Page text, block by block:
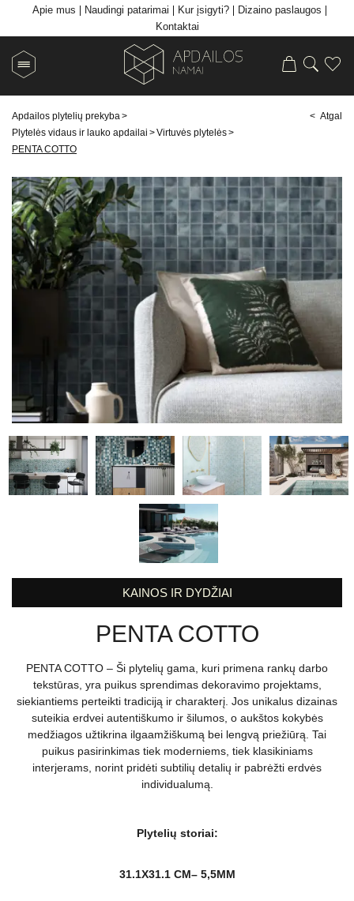
Apie mus Naudingi patarimai Kur įsigyti?
Dizaino paslaugos
Kontaktai
Apdailos plytelių prekyba >
Plytelės vidaus ir lauko apdailai >Virtuvės plytelės>
PENTA COTTO
< Atgal
KAINOS IR DYDŽIAI
PENTA COTTO
PENTA COTTO – Ši plytelių gama, kuri primena rankų darbo
tekstūras, yra puikus sprendimas dekoravimo projektams,
siekiantiems perteikti tradiciją ir charakterį. Jos unikalus dizainas
suteikia erdvei autentiškumo ir šilumos, o aukštos kokybės
medžiagos užtikrina ilgaamžiškumą bei lengvą priežiūrą. Tai
puikus pasirinkimas tiek moderniems, tiek klasikiniams
interjerams, norint pridėti subtilių detalių ir pabrėžti erdvės
individualumą.
Plytelių storiai:
31.1X31.1 CM– 5,5MM